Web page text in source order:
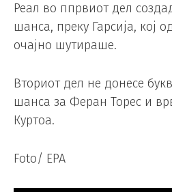
Реал во ппрвиот дел
шанса, преку Гарсија, кој
очајно шутираше.
Вториот дел не донесе
шанса за Феран Торес и
Куртоа.
Foto/ EPA